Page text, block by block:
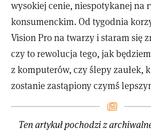
wysokiej cenie, niespotykanej na
konsumenckim. Od tygodnia
Vision Pro na twarzy i staram się
czy to rewolucja tego, jak
z komputerów, czy ślepy zaułek,
zostanie zastąpiony czymś
Ten artykuł pochodzi z